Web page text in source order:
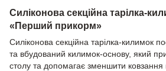
Силіконова секційна тарілка-
«Перший прикорм»
Силіконова секційна тарілка-килимок
та вбудований килимок-основу, який
столу та допомагає зменшити ковзання